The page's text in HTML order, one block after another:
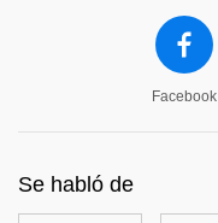
Facebook
Se habló de